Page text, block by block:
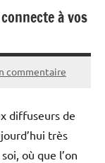
à vos
commentaire
diffuseurs de
très
où que l’on